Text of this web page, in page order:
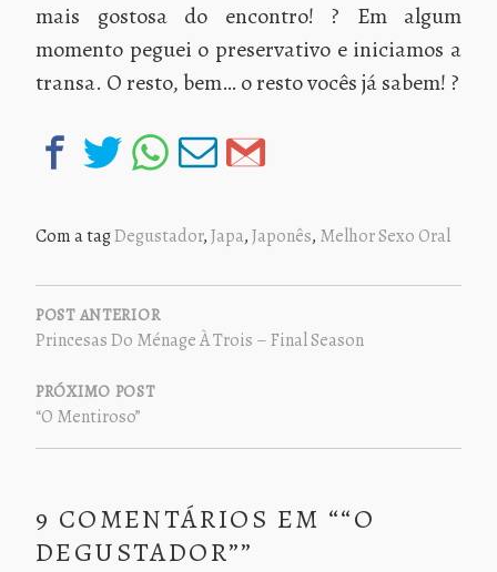
mais gostosa do encontro! ? Em algum
momento peguei o preservativo e iniciamos a
transa. O resto, bem… o resto vocês já sabem! ?
Com a tagDegustador,Japa,Japonês, Melhor Sexo Oral
NAVEGAÇÃO
DE
POST
POST ANTERIOR
Princesas Do Ménage À Trois – Final Season
PRÓXIMO POST
“O Mentiroso”
9 COMENTÁRIOS EM ““O
DEGUSTADOR””